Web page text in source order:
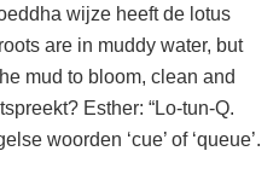
wijze heeft de lotus
are in muddy water, but
mud to bloom, clean and
Esther: “Lo-tun-Q.
woorden ‘cue’ of ‘queue’.